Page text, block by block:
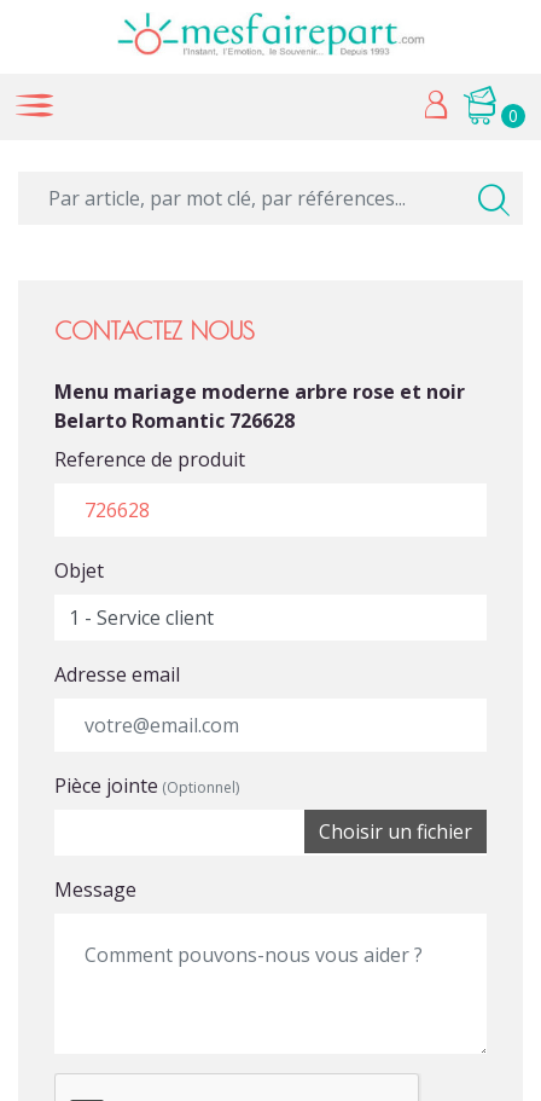
0
CONTACTEZ NOUS
Menu mariage moderne arbre rose et noir
Belarto Romantic 726628
Reference de produit
Objet
Adresse email
Pièce jointe (Optionnel)
Message